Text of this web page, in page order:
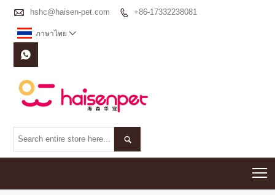
 hshc@haisen-pet.com  +86-17332238081
ภาษาไทย 

